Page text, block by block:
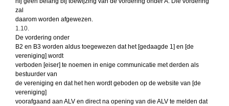
zal
daarom worden afgewezen.
1.10.
De vordering onder
B2 en B3 worden aldus toegewezen dat het [gedaagde 1] en [de
vereniging] wordt
verboden [eiser] te noemen in enige communicatie met derden als
bestuurder van
de vereniging en dat het hen wordt geboden op de website van [de
vereniging]
voorafgaand aan ALV en direct na opening van die ALV te melden dat